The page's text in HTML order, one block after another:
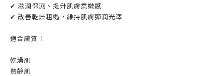
✔ 滋潤保濕、提升肌膚柔嫩感
✔ 改善乾燥粗糙，維持肌膚彈潤光澤
適合膚質：
乾燥肌
熟齡肌